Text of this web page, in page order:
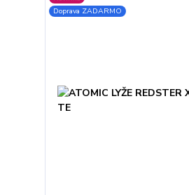
Doprava ZADARMO